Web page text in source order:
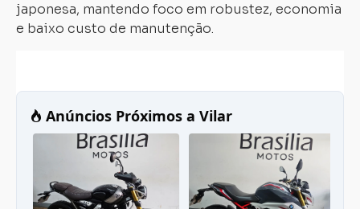
japonesa, mantendo foco em robustez, economia
e baixo custo de manutenção.